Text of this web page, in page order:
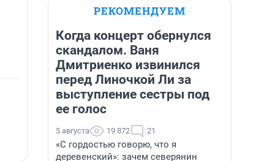
РЕКОМЕНДУЕМ
Когда концерт обернулся
скандалом. Ваня
Дмитриенко извинился
перед Линочкой Ли за
выступление сестры под
ее голос
5 августа 19 872 21
«С гордостью говорю, что я
деревенский»: зачем северянин